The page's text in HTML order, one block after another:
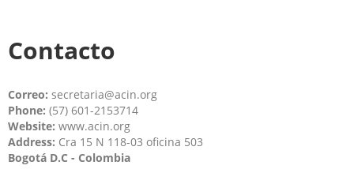
Contacto
Correo: secretaria@acin.org
Phone: (57) 601-2153714
Website: www.acin.org
Address: Cra 15 N 118-03 oficina 503
Bogotá D.C - Colombia